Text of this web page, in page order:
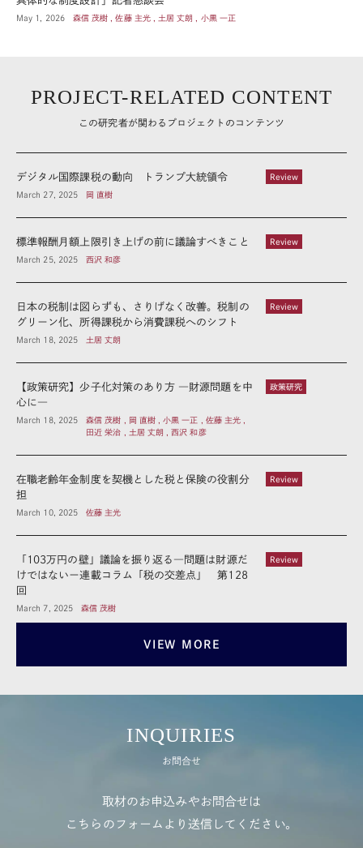
May 1, 2026 森信 茂樹 , 佐藤 主光 , 土居 丈朗 , 小黒 一正
PROJECT-RELATED CONTENT
この研究者が関わるプロジェクトのコンテンツ
Review
デジタル国際課税の動向 トランプ大統領令
March 27, 2025 岡 直樹
Review
標準報酬月額上限引き上げの前に議論すべきこと
March 25, 2025 西沢 和彦
Review
日本の税制は図らずも、さりげなく改善。税制の
グリーン化、所得課税から消費課税へのシフト
March 18, 2025 土居 丈朗
政策研究
【政策研究】少子化対策のあり方 ―財源問題を中
心に―
March 18, 2025
森信 茂樹 , 岡 直樹 , 小黒 一正 , 佐藤 主光 ,
田近 栄治 , 土居 丈朗 , 西沢 和彦
Review
在職老齢年金制度を契機とした税と保険の役割分
担
March 10, 2025 佐藤 主光
Review
「103万円の壁」議論を振り返る―問題は財源だ
けではないー連載コラム「税の交差点」 第128
回
March 7, 2025 森信 茂樹
VIEW MORE
INQUIRIES
お問合せ
取材のお申込みやお問合せは
こちらのフォームより送信してください。